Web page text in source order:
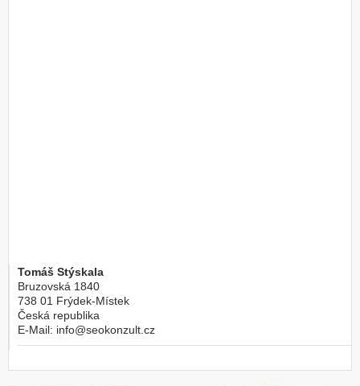
Tomáš Stýskala
Bruzovská 1840
738 01 Frýdek-Místek
Česká republika
E-Mail: info@seokonzult.cz